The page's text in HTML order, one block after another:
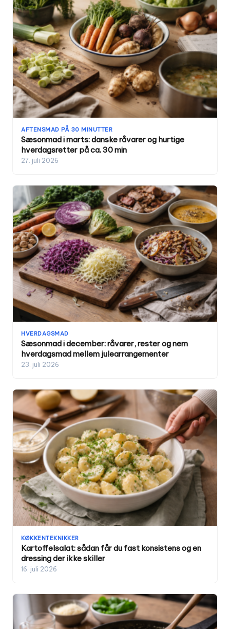
AFTENSMAD PÅ 30 MINUTTER
Sæsonmad i marts: danske råvarer og hurtige
hverdagsretter på ca. 30 min
27. juli 2026
HVERDAGSMAD
Sæsonmad i december: råvarer, rester og nem
hverdagsmad mellem julearrangementer
23. juli 2026
KØKKENTEKNIKKER
Kartoffelsalat: sådan får du fast konsistens og en
dressing der ikke skiller
16. juli 2026